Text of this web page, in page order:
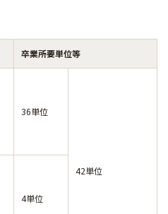
卒業所要単位等
36単位
42単位
4単位